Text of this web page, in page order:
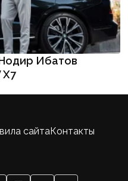
Ибатов
X7
сайтаКонтакты